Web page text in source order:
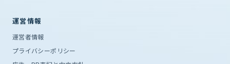
運営情報
運営者情報
プライバシーポリシー